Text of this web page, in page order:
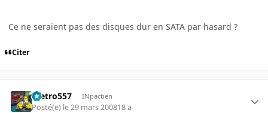
Ce ne seraient pas des disques dur en SATA par hasard ?
Citer
metro557 INpactien
Posté(e) le 29 mars 200818 a